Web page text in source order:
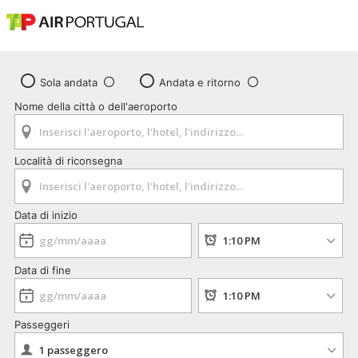
Sola andata
Andata e ritorno
Nome della città o dell'aeroporto
Località di riconsegna
Data di inizio
Data di fine
Passeggeri